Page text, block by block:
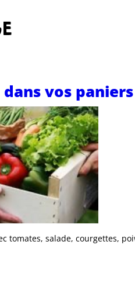
dans vos paniers
tomates, salade, courgettes,